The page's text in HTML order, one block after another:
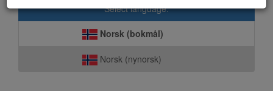
Select language:
Norsk (bokmål)
Norsk (nynorsk)